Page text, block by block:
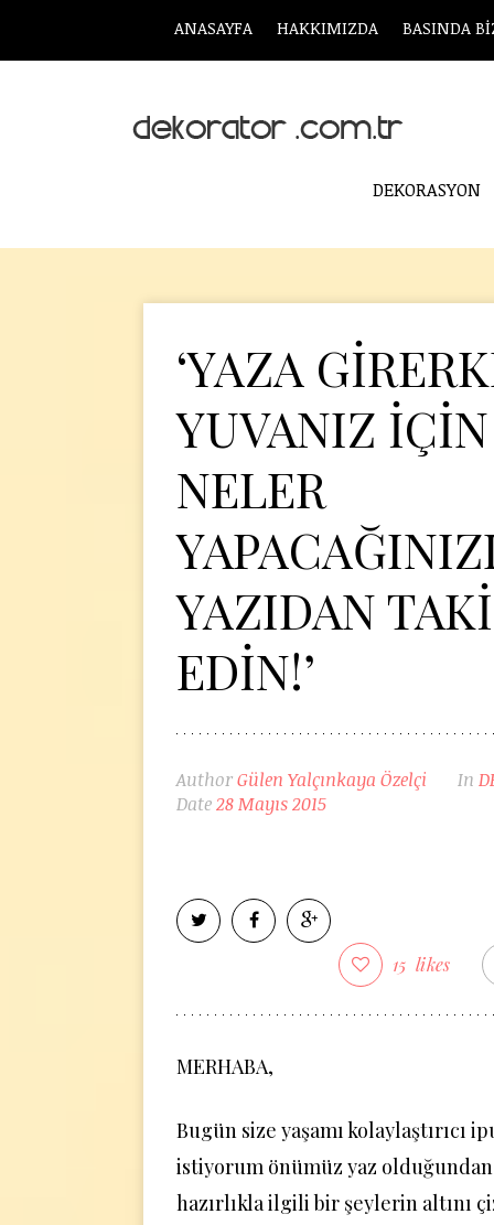
ANASAYFA HAKKIMIZDA BASINDA
DEKORASYON
‘YAZA
YUVANIZ İÇİN
NELER
YAZIDAN
EDİN!’
AuthorGülen Yalçınkaya Özelçi In
Date28 Mayıs 2015
15 likes
MERHABA,
Bugün size yaşamı kolaylaştırıcı
istiyorum önümüz yaz olduğundan
hazırlıkla ilgili bir şeylerin altını